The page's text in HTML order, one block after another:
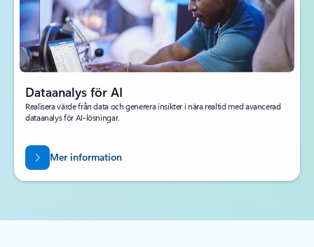
Dataanalys för AI
Realisera värde från data och generera insikter i nära realtid med avancerad
dataanalys för AI-lösningar.
Mer information